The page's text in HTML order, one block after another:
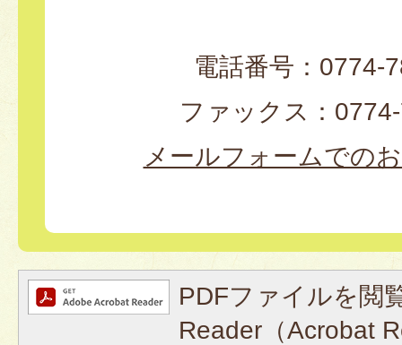
電話番号：0774-
ファックス：
メールフォームでの
PDFファイルを閲
Reader（Acrobat